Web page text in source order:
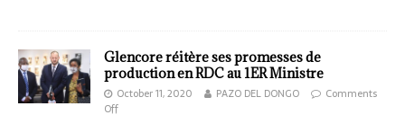
Glencore réitère ses promesses de
production en RDC au 1ER Ministre
October 11, 2020 PAZO DEL DONGO
Comments
Off